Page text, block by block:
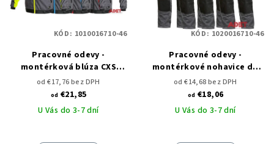
Pracovné odevy -
montérková blúza CXS
PHOENIX PERSEUS
od €17,76 bez DPH
od €21,85
U Vás do 3-7 dní
KÓD: 1010016710-46
Pracovné odevy -
montérkové nohavice do
pása CXS PHOENIX CEFEUS
od €14,68 bez DPH
od €18,06
U Vás do 3-7 dní
KÓD: 1020016710-46